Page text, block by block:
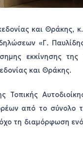
και Θράκης,
«Γ.
εκκίνησης
και Θράκης.
από το σύνολο
τη διαμόρφωση